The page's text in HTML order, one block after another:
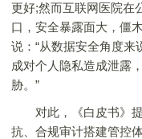
更好;然而互联网医院在
口，安全暴露面大，僵
说：“从数据安全角度来
成对个人隐私造成泄露
胁。”
对此，《白皮书》提
抗、合规审计搭建管控